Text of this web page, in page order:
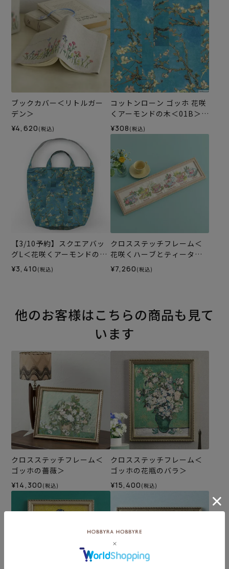
ブックカバー＜リトルガー
デン＞
¥4,620 (税込)
コットンローン ゴッホ 花咲
くアーモンドの木＜01B＞
生地 ホビーラホビーレデザ
インコレクション
¥308 (税込)
【3/10予約】スクエアバッ
グL＜花咲くアーモンドの木
＞＜B1＞（材料セット）
¥3,410 (税込)
クロスステッチフレーム＜
花咲くハーブとティータイ
ム＞
¥7,260 (税込)
他のお客様はこちらの商品も見て
います
クロスステッチフレーム＜
ゴッホの薔薇＞
¥14,300 (税込)
クロスステッチフレーム＜
ゴッホの花瓶のバラ＞
¥15,400 (税込)